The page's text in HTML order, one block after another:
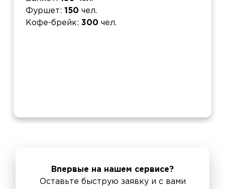
Фуршет
150 чел.
Кофе-брейк
300 чел.
Впервые на нашем сервисе?
Оставьте быструю заявку и с вами